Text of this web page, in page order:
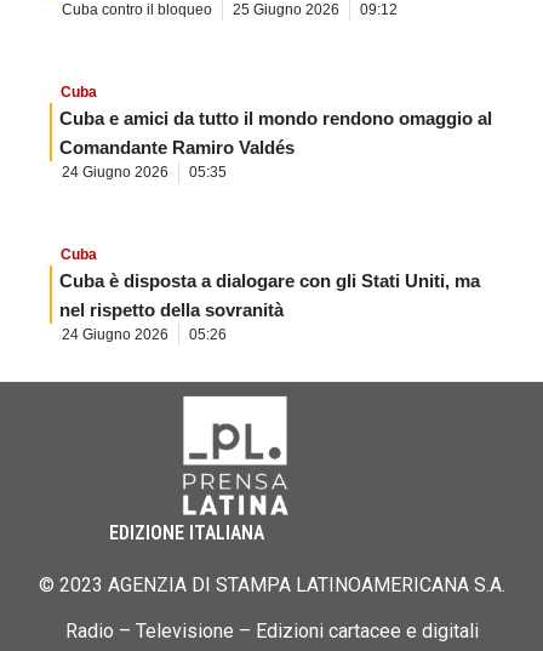
Cuba contro il bloqueo 25 Giugno 2026 09:12
Cuba
Cuba e amici da tutto il mondo rendono omaggio al
Comandante Ramiro Valdés
24 Giugno 2026 05:35
Cuba
Cuba è disposta a dialogare con gli Stati Uniti, ma
nel rispetto della sovranità
24 Giugno 2026 05:26
EDIZIONE ITALIANA
© 2023 AGENZIA DI STAMPA LATINOAMERICANA S.A.
Radio – Televisione – Edizioni cartacee e digitali